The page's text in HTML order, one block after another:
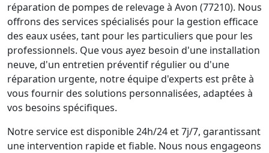
réparation de pompes de relevage à Avon (77210). Nous
offrons des services spécialisés pour la gestion efficace
des eaux usées, tant pour les particuliers que pour les
professionnels. Que vous ayez besoin d'une installation
neuve, d'un entretien préventif régulier ou d'une
réparation urgente, notre équipe d'experts est prête à
vous fournir des solutions personnalisées, adaptées à
vos besoins spécifiques.
Notre service est disponible 24h/24 et 7j/7, garantissant
une intervention rapide et fiable. Nous nous engageons